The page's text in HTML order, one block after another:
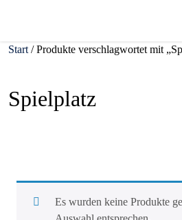
Start / Produkte verschlagwortet mit
Spielplatz
Es wurden keine Produkte